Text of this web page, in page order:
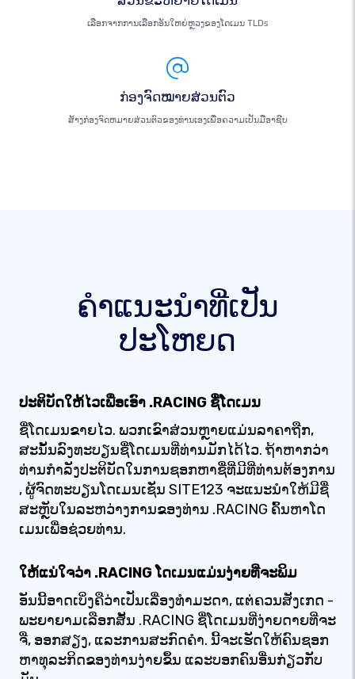
ເລືອກຈາກການເລືອກອັນໃຫຍ່ຫຼວງຂອງໂດເມນ TLDs
ກ່ອງຈົດໝາຍສ່ວນຕົວ
ສ້າງກ່ອງຈົດຫມາຍສ່ວນຕົວຂອງທ່ານເອງເພື່ອຄວາມເປັນມືອາຊີບ
ຄໍາແນະນໍາທີ່ເປັນ
ປະໂຫຍດ
ປະຕິບັດໃຫ້ໄວເພື່ອເອົາ .RACING ຊື່ໂດເມນ
ຊື່ໂດເມນຂາຍໄວ. ພວກເຂົາສ່ວນຫຼາຍແມ່ນລາຄາຖືກ,
ສະນັ້ນລົງທະບຽນຊື່ໂດເມນທີ່ທ່ານມັກໄດ້ໄວ. ຖ້າ​ຫາກ​ວ່າ​
ທ່ານ​ກໍາ​ລັງ​ປະ​ຕິ​ບັດ​ໃນ​ການ​ຊອກ​ຫາ​ຊື່​ທີ່​ມີ​ທີ່​ທ່ານ​ຕ້ອງ​ການ​
, ຜູ້​ຈົດ​ທະ​ບຽນ​ໂດ​ເມນ​ເຊັ່ນ SITE123 ຈະ​ແນະ​ນໍາ​ໃຫ້​ມີ​ຊື່​
ສະ​ຫຼັບ​ໃນ​ລະ​ຫວ່າງ​ການ​ຂອງ​ທ່ານ .RACING ຄົ້ນຫາໂດ
ເມນເພື່ອຊ່ວຍທ່ານ.
ໃຫ້ແນ່ໃຈວ່າ .RACING ໂດເມນແມ່ນງ່າຍທີ່ຈະພິມ
ອັນນີ້ອາດເບິ່ງຄືວ່າເປັນເລື່ອງທຳມະດາ, ແຕ່ຄວນສັງເກດ -
ພະຍາຍາມເລືອກສັ້ນ .RACING ຊື່ໂດເມນທີ່ງ່າຍດາຍທີ່ຈະ
ຈື່, ອອກສຽງ, ແລະການສະກົດຄໍາ. ນີ້ຈະເຮັດໃຫ້ຄົນຊອກ
ຫາທຸລະກິດຂອງທ່ານງ່າຍຂຶ້ນ ແລະບອກຄົນອື່ນກ່ຽວກັບ